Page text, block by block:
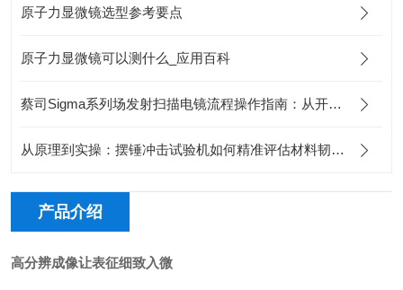
原子力显微镜选型参考要点
原子力显微镜可以测什么_应用百科
蔡司Sigma系列场发射扫描电镜流程操作指南：从开机到成像
从原理到实操：摆锤冲击试验机如何精准评估材料韧性？
产品介绍
高分辨成像让表征细致入微